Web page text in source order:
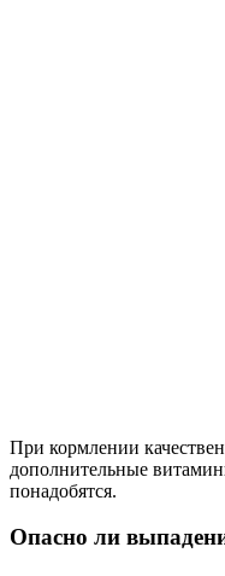
При кормлении
дополнительные
понадобятся.
Опасно ли